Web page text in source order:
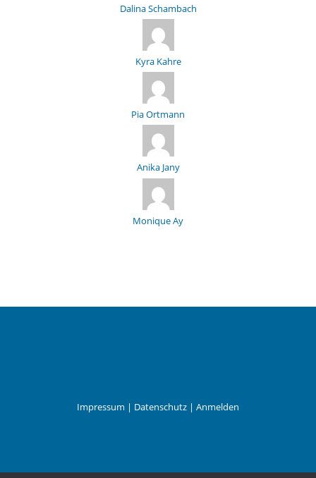
Dalina Schambach
Kyra Kahre
Pia Ortmann
Anika Jany
Monique Ay
Impressum | Datenschutz | Anmelden